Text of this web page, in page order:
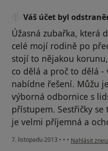
Váš účet byl
Úžasná zubařka, která
celé mojí rodině po
stojí to nějakou
co dělá a proč to dělá -
nabídne řešení. Můžu
výborná odbornice s
přístupem. Sestřičky se
je velmi příjemná a
7. listopadu 2013 • • • podle názoru
Nahlásit